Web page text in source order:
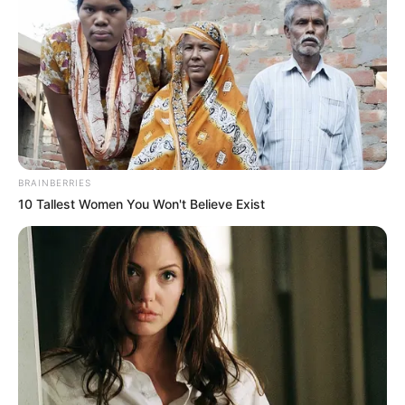
revezamento da categoria juvenil 1 fazendo seu melhor
tempo pessoal”, destacou.
“Estamos muito felizes com os resultados que os
nadadores vêm apresentando e acredito que
conquistaremos bons resultados na Copa São Paulo em
dezembro o Campeonato Paulista Vinculados da Federação
Aquática Paulista que acontecerá em São Caetano do Sul”,
finalizou Welton.
BRAINBERRIES
10 Tallest Women You Won't Believe Exist